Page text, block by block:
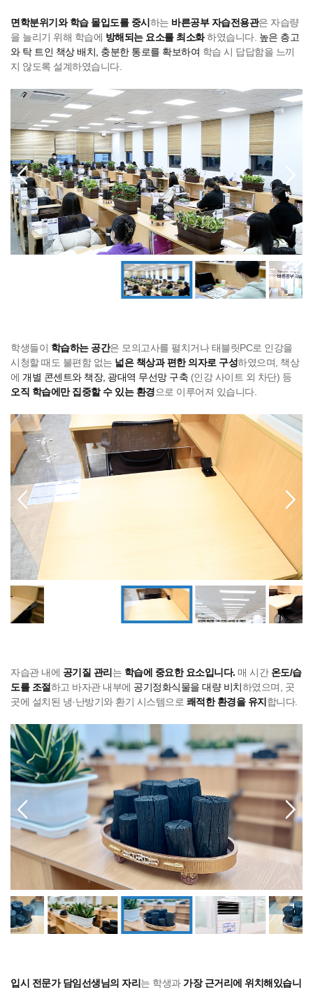
면학분위기와 학습 몰입도를 중시 하는 바른공부 자습전용관은 자습량
을 늘리기 위해 학습에 방해되는 요소를 최소화하였습니다. 높은 층고
와 탁 트인 책상 배치, 충분한 통로를 확보하여 학습 시 답답함을 느끼
지 않도록 설계하였습니다.
학생들이 학습하는 공간은 모의고사를 펼치거나 태블릿PC로 인강을
시청할 때도 불편함 없는 넓은 책상과 편한 의자로 구성하였으며, 책상
에 개별 콘센트와 책장, 광대역 무선망 구축 (인강 사이트 외 차단) 등
오직 학습에만 집중할 수 있는 환경으로 이루어져 있습니다.
자습관 내에 공기질 관리 는 학습에 중요한 요소입니다. 매 시간 온도/습
도를 조절하고 바자관 내부에 공기정화식물을 대량 비치하였으며, 곳
곳에 설치된 냉·난방기와 환기 시스템으로 쾌적한 환경을 유지 합니다.
입시 전문가 담임선생님의 자리는 학생과 가장 근거리에 위치해있습니